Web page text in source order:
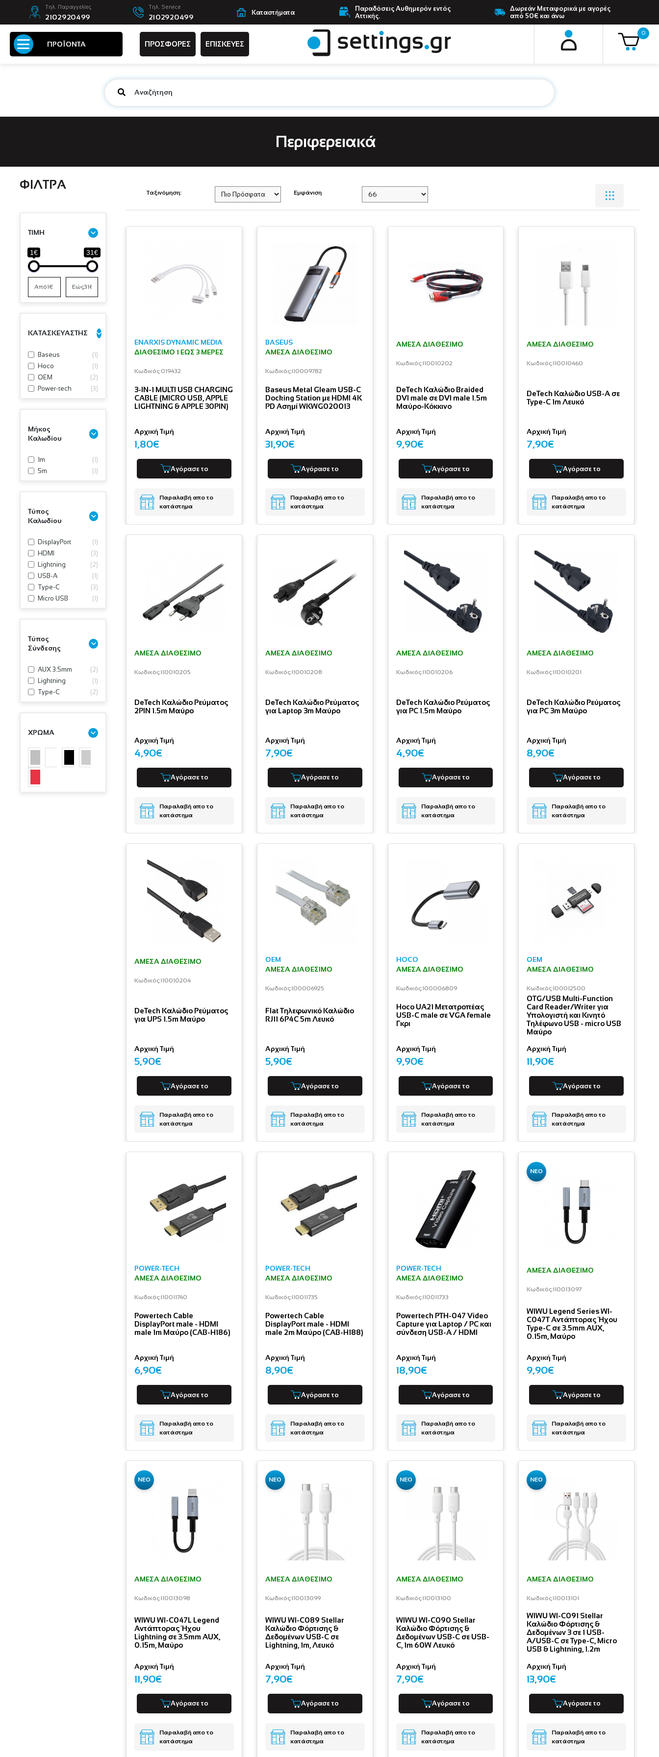
Τηλ. Παραγγελίες
2102920499
Τηλ. Service
2102920499
Καταστήματα
Παραδόσεις Αυθημερόν εντός
Αττικής.
Δωρεάν Μεταφορικά με αγορές
από 50€ και άνω
ΠΡΟΪΟΝΤΑ ΠΡΟΣΦΟΡΕΣ ΕΠΙΣΚΕΥΕΣ
0
Περιφερειακά
ΦΙΛΤΡΑ
ΤΙΜΗ
1€ 31€
ΚΑΤΑΣΚΕΥΑΣΤΗΣ
Baseus (1)
Hoco
(1)
OEM
(2)
Power-tech
(3)
Μήκος
Καλωδίου
1m (1)
5m
(1)
Τύπος
Καλωδίου
DisplayPort (1)
HDMI
(3)
Lightning
(2)
USB-A
(1)
Type-C
(3)
Micro USB
(1)
Τύπος
Σύνδεσης
AUX 3.5mm (2)
Lightning
(1)
Type-C
(2)
ΧΡΩΜΑ
Ταξινόμηση: Εμφάνιση
ENARXIS DYNAMIC MEDIA
ΔΙΑΘΈΣΙΜΟ 1 ΕΩΣ 3 ΜΈΡΕΣ
Κωδικός:019432
3-IN-1 MULTI USB CHARGING
CABLE (MICRO USB, APPLE
LIGHTNING & APPLE 30PIN)
Αρχική Τιμή
1,80€
Αγόρασε το
Παραλαβή απο το
κατάστημα
BASEUS
ΆΜΕΣΑ ΔΙΑΘΈΣΙΜΟ
Κωδικός:I10009782
Baseus Metal Gleam USB-C
Docking Station με HDMI 4K
PD Ασημί WKWG020013
Αρχική Τιμή
31,90€
Αγόρασε το
Παραλαβή απο το
κατάστημα
ΆΜΕΣΑ ΔΙΑΘΈΣΙΜΟ
Κωδικός:I10010202
DeTech Καλώδιο Braided
DVI male σε DVI male 1.5m
Μαύρο-Κόκκινο
Αρχική Τιμή
9,90€
Αγόρασε το
Παραλαβή απο το
κατάστημα
ΆΜΕΣΑ ΔΙΑΘΈΣΙΜΟ
Κωδικός:I10010460
DeTech Καλώδιο USB-A σε
Type-C 1m Λευκό
Αρχική Τιμή
7,90€
Αγόρασε το
Παραλαβή απο το
κατάστημα
ΆΜΕΣΑ ΔΙΑΘΈΣΙΜΟ
Κωδικός:I10010205
DeTech Καλώδιο Ρεύματος
2PIN 1.5m Μαύρο
Αρχική Τιμή
4,90€
Αγόρασε το
Παραλαβή απο το
κατάστημα
ΆΜΕΣΑ ΔΙΑΘΈΣΙΜΟ
Κωδικός:I10010208
DeTech Καλώδιο Ρεύματος
για Laptop 3m Μαύρο
Αρχική Τιμή
7,90€
Αγόρασε το
Παραλαβή απο το
κατάστημα
ΆΜΕΣΑ ΔΙΑΘΈΣΙΜΟ
Κωδικός:I10010206
DeTech Καλώδιο Ρεύματος
για PC 1.5m Μαύρο
Αρχική Τιμή
4,90€
Αγόρασε το
Παραλαβή απο το
κατάστημα
ΆΜΕΣΑ ΔΙΑΘΈΣΙΜΟ
Κωδικός:I10010201
DeTech Καλώδιο Ρεύματος
για PC 3m Μαύρο
Αρχική Τιμή
8,90€
Αγόρασε το
Παραλαβή απο το
κατάστημα
ΆΜΕΣΑ ΔΙΑΘΈΣΙΜΟ
Κωδικός:I10010204
DeTech Καλώδιο Ρεύματος
για UPS 1.5m Μαύρο
Αρχική Τιμή
5,90€
Αγόρασε το
Παραλαβή απο το
κατάστημα
OEM
ΆΜΕΣΑ ΔΙΑΘΈΣΙΜΟ
Κωδικός:I00006925
Flat Τηλεφωνικό Καλώδιο
RJ11 6P4C 5m Λευκό
Αρχική Τιμή
5,90€
Αγόρασε το
Παραλαβή απο το
κατάστημα
HOCO
ΆΜΕΣΑ ΔΙΑΘΈΣΙΜΟ
Κωδικός:I00006809
Hoco UA21 Μετατροπέας
USB-C male σε VGA female
Γκρι
Αρχική Τιμή
9,90€
Αγόρασε το
Παραλαβή απο το
κατάστημα
OEM
ΆΜΕΣΑ ΔΙΑΘΈΣΙΜΟ
Κωδικός:I00012500
OTG/USB Multi-Function
Card Reader/Writer για
Υπολογιστή και Κινητό
Τηλέφωνο USB - micro USB
Μαύρο
Αρχική Τιμή
11,90€
Αγόρασε το
Παραλαβή απο το
κατάστημα
POWER-TECH
ΆΜΕΣΑ ΔΙΑΘΈΣΙΜΟ
Κωδικός:I10011740
Powertech Cable
DisplayPort male - HDMI
male 1m Μαύρο (CAB-H186)
Αρχική Τιμή
6,90€
Αγόρασε το
Παραλαβή απο το
κατάστημα
POWER-TECH
ΆΜΕΣΑ ΔΙΑΘΈΣΙΜΟ
Κωδικός:I10011735
Powertech Cable
DisplayPort male - HDMI
male 2m Μαύρο (CAB-H188)
Αρχική Τιμή
8,90€
Αγόρασε το
Παραλαβή απο το
κατάστημα
POWER-TECH
ΆΜΕΣΑ ΔΙΑΘΈΣΙΜΟ
Κωδικός:I10011733
Powertech PTH-047 Video
Capture για Laptop / PC και
σύνδεση USB-A / HDMI
Αρχική Τιμή
18,90€
Αγόρασε το
Παραλαβή απο το
κατάστημα
ΝΕΟ
ΆΜΕΣΑ ΔΙΑΘΈΣΙΜΟ
Κωδικός:I10013097
WIWU Legend Series WI-
C047T Αντάπτορας Ήχου
Type-C σε 3.5mm AUX,
0.15m, Μαύρο
Αρχική Τιμή
9,90€
Αγόρασε το
Παραλαβή απο το
κατάστημα
ΝΕΟ
ΆΜΕΣΑ ΔΙΑΘΈΣΙΜΟ
Κωδικός:I10013098
WIWU WI-C047L Legend
Αντάπτορας Ήχου
Lightning σε 3.5mm AUX,
0.15m, Μαύρο
Αρχική Τιμή
11,90€
Αγόρασε το
Παραλαβή απο το
κατάστημα
ΝΕΟ
ΆΜΕΣΑ ΔΙΑΘΈΣΙΜΟ
Κωδικός:I10013099
WIWU WI-C089 Stellar
Καλώδιο Φόρτισης &
Δεδομένων USB-C σε
Lightning, 1m, Λευκό
Αρχική Τιμή
7,90€
Αγόρασε το
Παραλαβή απο το
κατάστημα
ΝΕΟ
ΆΜΕΣΑ ΔΙΑΘΈΣΙΜΟ
Κωδικός:I10013100
WIWU WI-C090 Stellar
Καλώδιο Φόρτισης &
Δεδομένων USB-C σε USB-
C, 1m 60W Λευκό
Αρχική Τιμή
7,90€
Αγόρασε το
Παραλαβή απο το
κατάστημα
ΝΕΟ
ΆΜΕΣΑ ΔΙΑΘΈΣΙΜΟ
Κωδικός:I10013101
WIWU WI-C091 Stellar
Καλώδιο Φόρτισης &
Δεδομένων 3 σε 1 USB-
A/USB-C σε Type-C, Micro
USB & Lightning, 1.2m
Αρχική Τιμή
13,90€
Αγόρασε το
Παραλαβή απο το
κατάστημα